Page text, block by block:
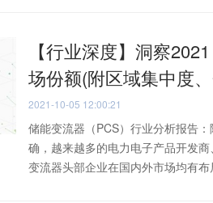
【行业深度】洞察
场份额(附区域集中度
2021-10-05 12:00:21
储能变流器（PCS）行业分析报告
确，越来越多的电力电子产品开发
变流器头部企业在国内外市场均有